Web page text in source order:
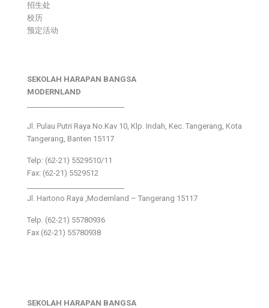
招生处
校历
预定活动
SEKOLAH HARAPAN BANGSA
MODERNLAND
Jl. Pulau Putri Raya No.Kav 10, Klp. Indah, Kec. Tangerang, Kota
Tangerang, Banten 15117
Telp: (62-21) 5529510/11
Fax: (62-21) 5529512
Jl. Hartono Raya ,Modernland – Tangerang 15117
Telp. (62-21) 55780936
Fax (62-21) 55780938
SEKOLAH HARAPAN BANGSA